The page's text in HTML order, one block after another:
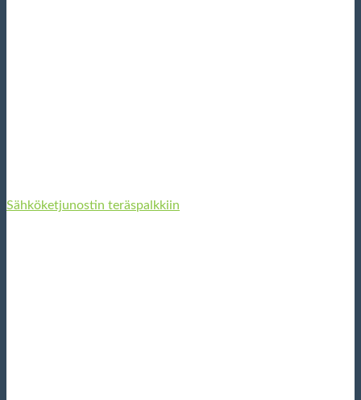
Sähköketjunostin teräspalkkiin